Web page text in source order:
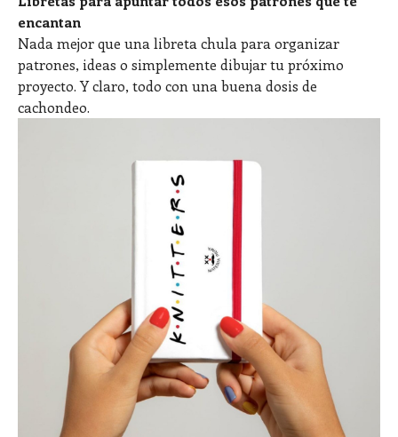
encantan
Nada mejor que una libreta chula para organizar
patrones, ideas o simplemente dibujar tu próximo
proyecto. Y claro, todo con una buena dosis de
cachondeo.